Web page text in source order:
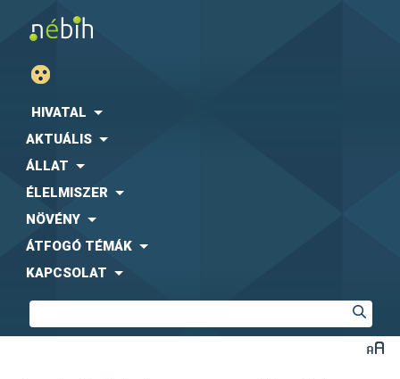
HIVATAL
AKTUÁLIS
ÁLLAT
ÉLELMISZER
NÖVÉNY
ÁTFOGÓ TÉMÁK
KAPCSOLAT